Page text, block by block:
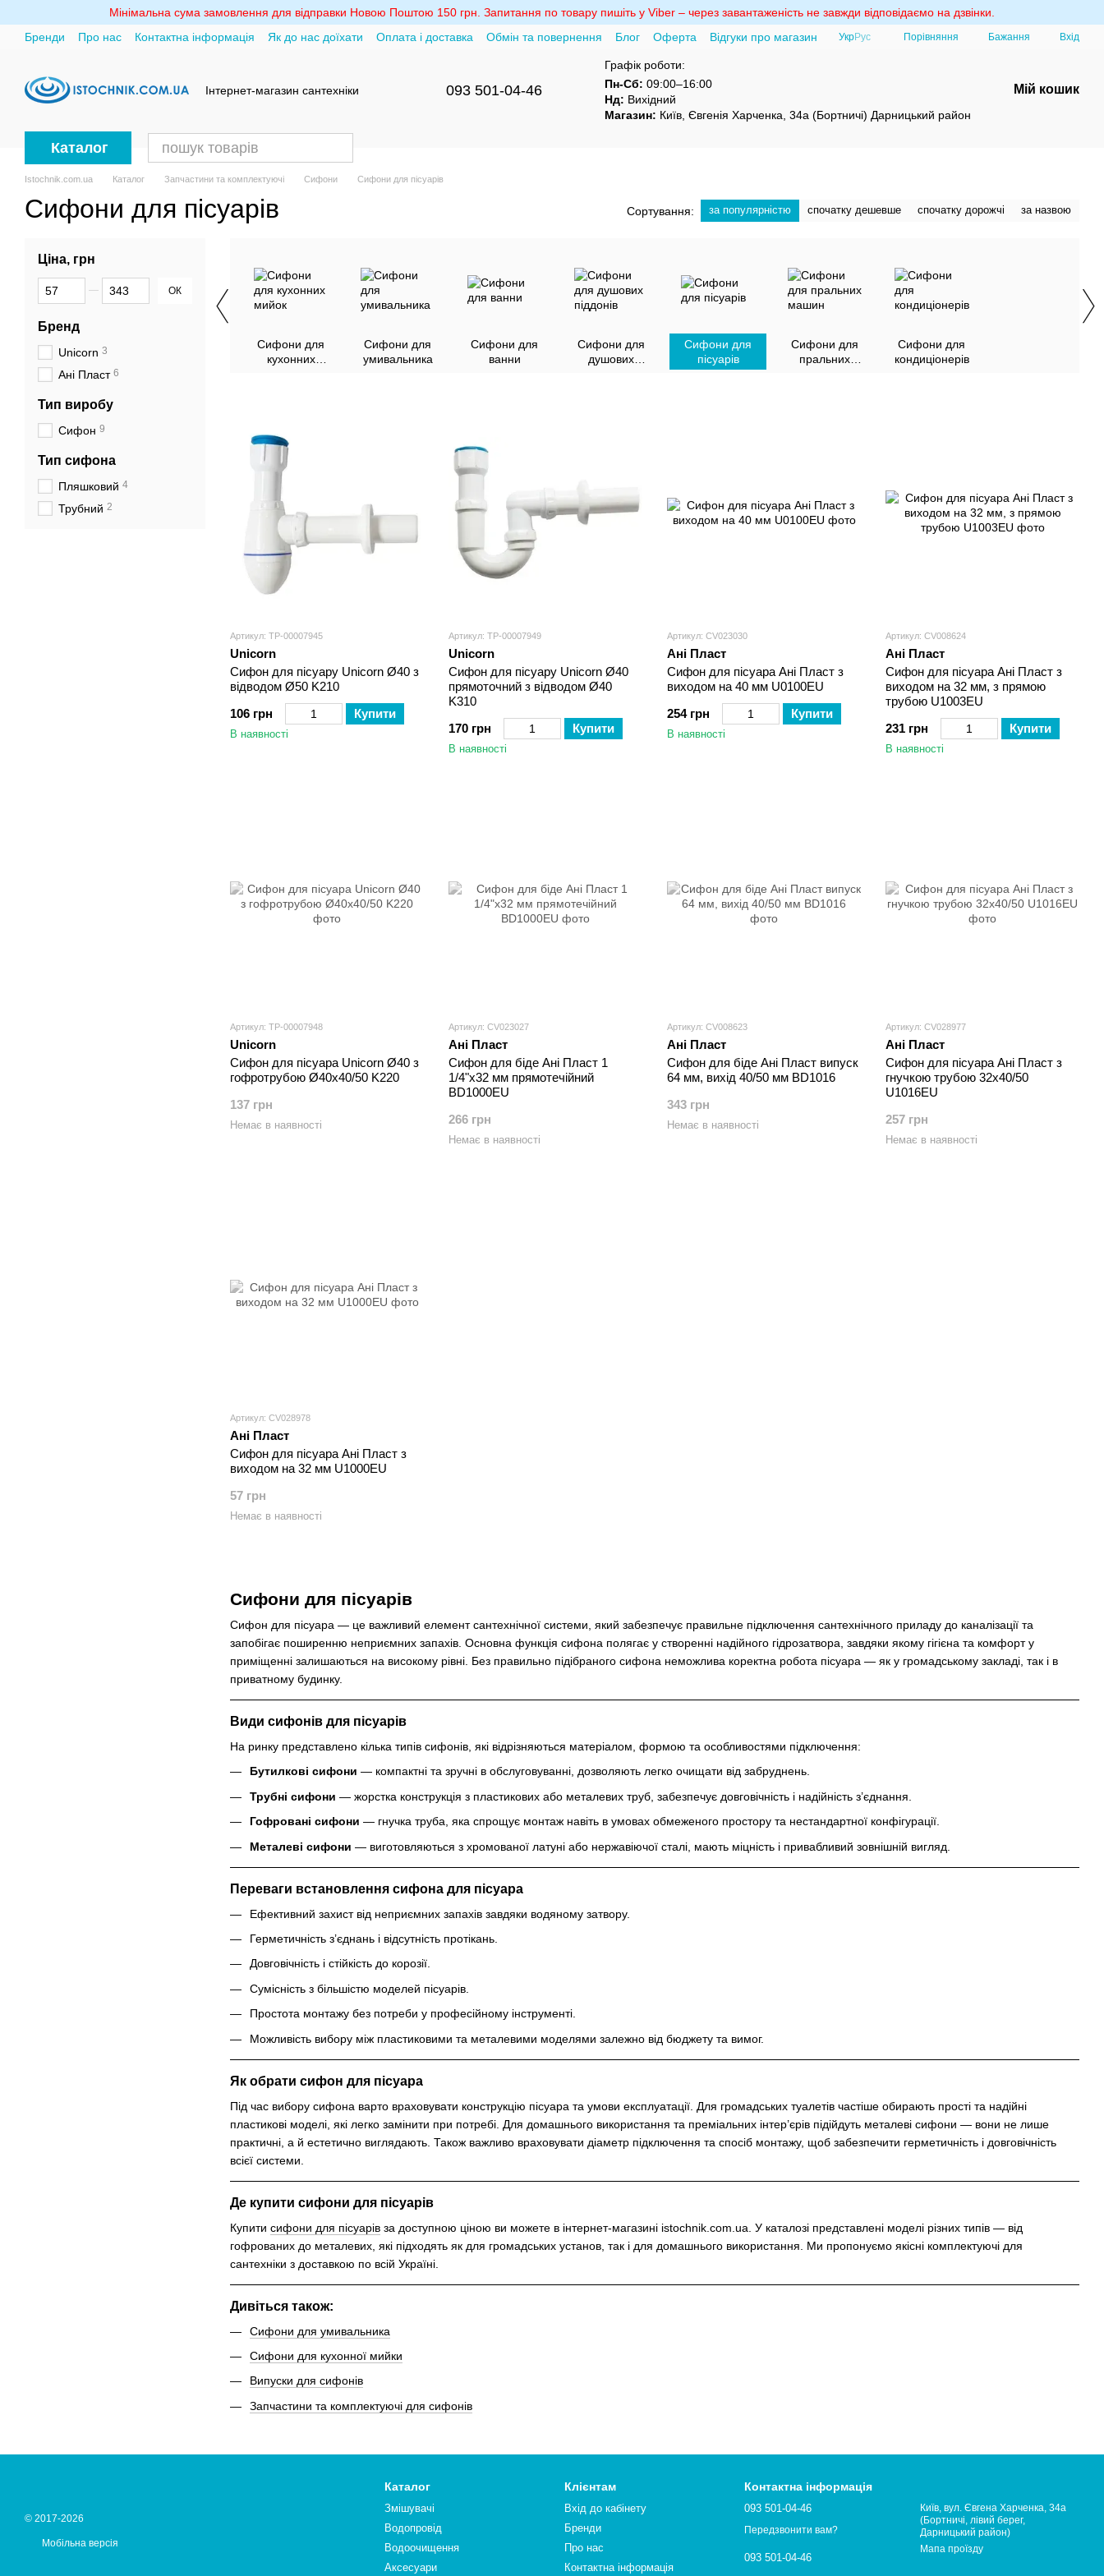
Перейти до основного контентуМінімальна сума замовлення для відправки Новою Поштою 150 грн. Запитання по товару пишіть у Viber – через завантаженість не завжди відповідаємо на дзвінки.
Бренди
Про нас Контактна інформація Як до нас доїхати Оплата і доставка Обмін та повернення Блог Оферта
Відгуки про магазин
УкрРус Порівняння Бажання Вхід
Інтернет-магазин сантехніки 093 501-04-46
Графік роботи:
Пн-Сб: 09:00–16:00
Нд: Вихідний
Магазин: Київ, Євгенія Харченка, 34а (Бортничі) Дарницький район
Мій кошик
Каталог
Istochnik.com.ua Каталог Запчастини та комплектуючі Сифони Сифони для пісуарів
Сифони для пісуарів Сортування: за популярністю спочатку дешевше спочатку дорожчі за назвою
Сифони для
кухонних
Сифони для
умивальника
Сифони для
ванни
Сифони для
душових
Сифони для
пісуарів
Сифони для
пральних
Сифони для
кондиціонерів
Сифони для пісуарів
Сифон для пісуара — це важливий елемент сантехнічної системи, який забезпечує правильне підключення сантехнічного приладу до каналізації та
запобігає поширенню неприємних запахів. Основна функція сифона полягає у створенні надійного гідрозатвора, завдяки якому гігієна та комфорт у
приміщенні залишаються на високому рівні. Без правильно підібраного сифона неможлива коректна робота пісуара — як у громадському закладі, так і в
приватному будинку.
Види сифонів для пісуарів
На ринку представлено кілька типів сифонів, які відрізняються матеріалом, формою та особливостями підключення:
Бутилкові сифони — компактні та зручні в обслуговуванні, дозволяють легко очищати від забруднень.
Трубні сифони — жорстка конструкція з пластикових або металевих труб, забезпечує довговічність і надійність з’єднання.
Гофровані сифони — гнучка труба, яка спрощує монтаж навіть в умовах обмеженого простору та нестандартної конфігурації.
Металеві сифони — виготовляються з хромованої латуні або нержавіючої сталі, мають міцність і привабливий зовнішній вигляд.
Переваги встановлення сифона для пісуара
Ефективний захист від неприємних запахів завдяки водяному затвору.
Герметичність з’єднань і відсутність протікань.
Довговічність і стійкість до корозії.
Сумісність з більшістю моделей пісуарів.
Простота монтажу без потреби у професійному інструменті.
Можливість вибору між пластиковими та металевими моделями залежно від бюджету та вимог.
Як обрати сифон для пісуара
Під час вибору сифона варто враховувати конструкцію пісуара та умови експлуатації. Для громадських туалетів частіше обирають прості та надійні
пластикові моделі, які легко замінити при потребі. Для домашнього використання та преміальних інтер’єрів підійдуть металеві сифони — вони не лише
практичні, а й естетично виглядають. Також важливо враховувати діаметр підключення та спосіб монтажу, щоб забезпечити герметичність і довговічність
всієї системи.
Де купити сифони для пісуарів
Купити сифони для пісуарів за доступною ціною ви можете в інтернет-магазині istochnik.com.ua. У каталозі представлені моделі різних типів — від
гофрованих до металевих, які підходять як для громадських установ, так і для домашнього використання. Ми пропонуємо якісні комплектуючі для
сантехніки з доставкою по всій Україні.
Дивіться також:
Сифони для умивальника
Сифони для кухонної мийки
Випуски для сифонів
Запчастини та комплектуючі для сифонів
Артикул: ТР-00007945
Unicorn
Cифон для пісуару Unicorn Ø40 з
відводом Ø50 K210
106 грн
Купити
В наявності
Артикул: ТР-00007949
Unicorn
Cифон для пісуару Unicorn Ø40
прямоточний з відводом Ø40
K310
170 грн
Купити
В наявності
Артикул: CV023030
Ані Пласт
Сифон для пісуара Ані Пласт з
виходом на 40 мм U0100EU
254 грн
Купити
В наявності
Артикул: CV008624
Ані Пласт
Сифон для пісуара Ані Пласт з
виходом на 32 мм, з прямою
трубою U1003EU
231 грн
Купити
В наявності
Артикул: ТР-00007948
Unicorn
Сифон для пісуара Unicorn Ø40 з
гофротрубою Ø40х40/50 K220
137 грн
Немає в наявності
Артикул: CV023027
Ані Пласт
Сифон для біде Ані Пласт 1
1/4"х32 мм прямотечійний
BD1000EU
266 грн
Немає в наявності
Артикул: CV008623
Ані Пласт
Сифон для біде Ані Пласт випуск
64 мм, вихід 40/50 мм BD1016
343 грн
Немає в наявності
Артикул: CV028977
Ані Пласт
Сифон для пісуара Ані Пласт з
гнучкою трубою 32x40/50
U1016EU
257 грн
Немає в наявності
Артикул: CV028978
Ані Пласт
Сифон для пісуара Ані Пласт з
виходом на 32 мм U1000EU
57 грн
Немає в наявності
Ціна, грн
Від Ціна, грн
До Ціна, грн ОК
Бренд
Unicorn 3
Ані Пласт 6
Тип виробу
Сифон 9
Тип сифона
Пляшковий 4
Трубний 2
© 2017-2026
Мобільна версія
Каталог
Змішувачі
Водопровід
Водоочищення
Аксесуари
Клієнтам
Вхід до кабінету
Бренди
Про нас
Контактна інформація
Контактна інформація
093 501-04-46
Передзвонити вам?
093 501-04-46
Київ, вул. Євгена Харченка, 34а
(Бортничі, лівий берег,
Дарницький район)
Мапа проїзду